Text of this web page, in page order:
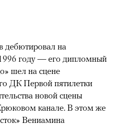
дебютировал на
году — его дипломный
шел на сцене
ДК Первой пятилетки
новой сцены
канале. В этом же
Вениамина